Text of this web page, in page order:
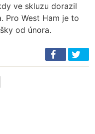
ve skluzu dorazil
Pro West Ham je to
od února.